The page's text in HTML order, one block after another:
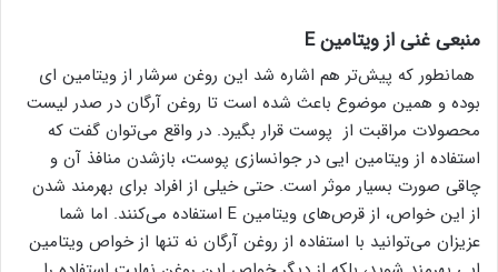
منبعی غنی از ویتامین E
همانطور که پیش‌تر هم اشاره شد این روغن سرشار از ویتامین ای
بوده و همین موضوع باعث شده است تا روغن آرگان در صدر لیست
محصولات مراقبت‌ از پوست قرار بگیرد. در واقع می‌توان گفت که
استفاده از ویتامین ایی در جوانسازی پوست، بازشدن منافذ آن و
چاقی صورت بسیار موثر است. حتی خیلی از افراد برای بهرمند شدن
از این خواص، از قرص‌های ویتامین E استفاده می‌کنند. اما شما
عزیزان می‌توانید با استفاده از روغن آرگان نه تنها از خواص ویتامین